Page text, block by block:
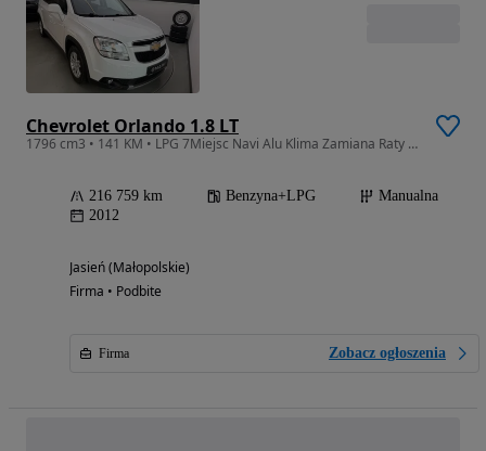
Chevrolet Orlando 1.8 LT
1796 cm3 • 141 KM • LPG 7Miejsc Navi Alu Klima Zamiana Raty Gwarancja
216 759 km Benzyna+LPG
Manualna
2012
Jasień (Małopolskie)
Firma • Podbite
Firma Zobacz ogłoszenia